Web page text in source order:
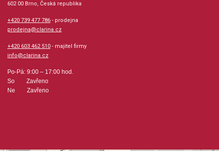
602 00 Brno, Česká republika
+420 739 477 786 - prodejna
prodejna@clarina.cz
+420 603 462 510 - majitel firmy
info@clarina.cz
Po-Pá: 9:00 – 17:00 hod.
So Zavřeno
Ne Zavřeno